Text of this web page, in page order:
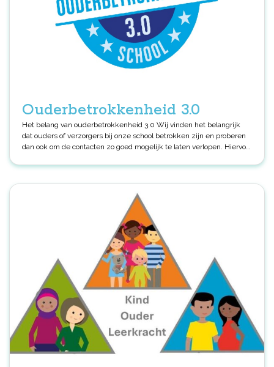
Ouderbetrokkenheid 3.0
Het belang van ouderbetrokkenheid 3.0 Wij vinden het belangrijk
dat ouders of verzorgers bij onze school betrokken zijn en proberen
dan ook om de contacten zo goed mogelijk te laten verlopen. Hiervoor
samen deel in een regiegroep om de ouderbetrokkenheid te
Hierin staat beschreven wat er van kinderen, ouders en leerkrachten
verwacht mag worden, aangevuld met suggesties om hier samen
kennismakingsgesprekken en de rapportbesprekingen zijn er
meerdere momenten tot contact mogelijk en naar onze mening
noodzakelijk. Het samen eens zijn over de mogelijkheden van uw
kind, bijvoorbeeld over het leren, over het gedrag en over de
opvoeding, heeft voor elk kind een positieve invloed. Ook vinden wij
het heel belangrijk dat u actief op school meehelpt bij diverse
activiteiten. De oudercommissie probeert samen met het team en de
ouderconsulenten de ouders te betrekken bij allerlei activiteiten op
school. We denken hierbij aan: hulp bij lezen; begeleiding bij
excursies; hulp bij het organiseren van feesten; hulp bij activiteiten
tussen de middag; luizencontrole. Om gericht invulling te geven aan
ouderbetrokkenheid en ouderparticipatie is er een ouderbeleidsplan